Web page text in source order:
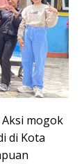
mogok
di Kota